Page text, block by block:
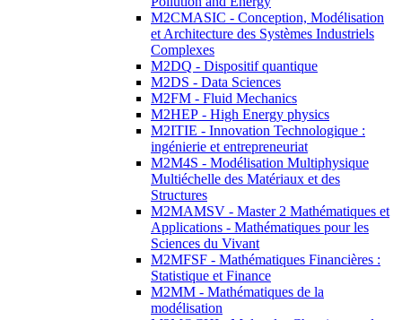
M2CMASIC - Conception, Modélisation
et Architecture des Systèmes Industriels
Complexes
M2DQ - Dispositif quantique
M2DS - Data Sciences
M2FM - Fluid Mechanics
M2HEP - High Energy physics
M2ITIE - Innovation Technologique :
ingénierie et entrepreneuriat
M2M4S - Modélisation Multiphysique
Multiéchelle des Matériaux et des
Structures
M2MAMSV - Master 2 Mathématiques et
Applications - Mathématiques pour les
Sciences du Vivant
M2MFSF - Mathématiques Financières :
Statistique et Finance
M2MM - Mathématiques de la
modélisation